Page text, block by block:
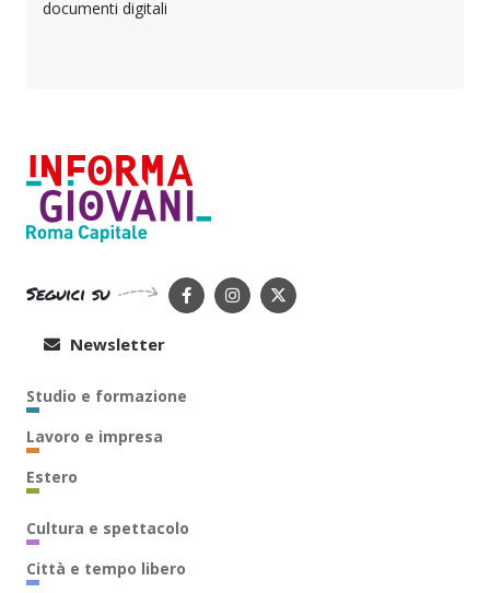
documenti digitali
Seguici su
Newsletter
Studio e formazione
Lavoro e impresa
Estero
Cultura e spettacolo
Città e tempo libero